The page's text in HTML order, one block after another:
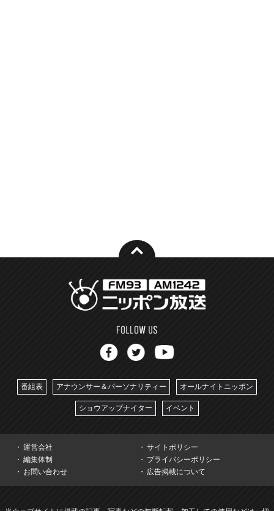
番組表 アナウンサー＆パーソナリティー オールナイトニッポン
ショウアップナイター イベント
運営会社
サイトポリシー
編集体制
プライバシーポリシー
お問い合わせ
広告掲載について